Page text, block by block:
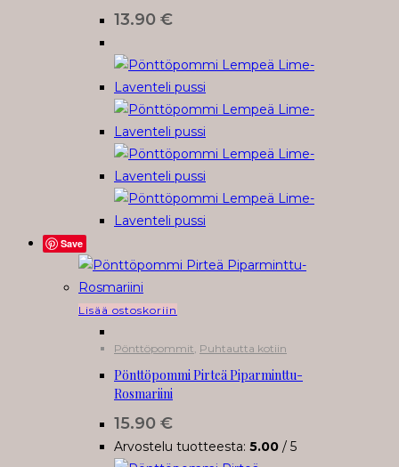
13.90 €
Save
Lisää ostoskoriin
Pönttöpommit Puhtautta kotiin
Pönttöpommi Pirteä Piparminttu-
Rosmariini
15.90 €
Arvostelu tuotteesta: 5.00 / 5